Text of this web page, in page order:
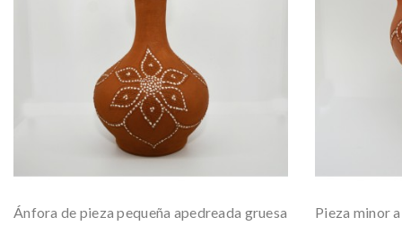
Ánfora de pieza pequeña apedreada gruesa